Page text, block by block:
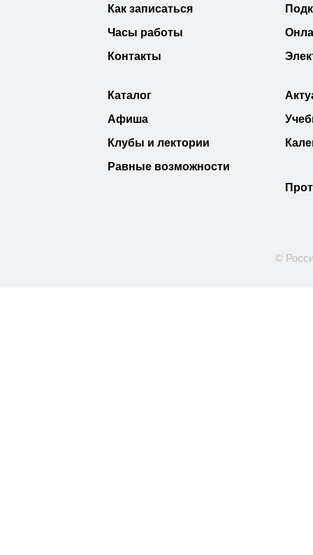
Как записаться
Часы работы
Контакты
Каталог
Афиша
Клубы и лектории
Равные возможности
©